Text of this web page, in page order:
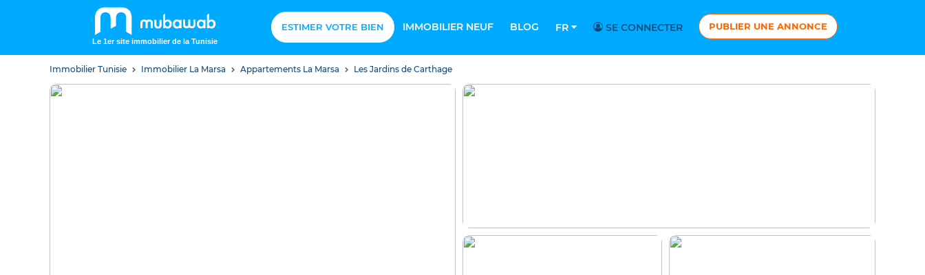
Le 1er site immobilier de la Tunisie
ESTIMER VOTRE BIEN IMMOBILIER NEUF BLOG FR SE CONNECTER PUBLIER UNE ANNONCE
Immobilier Tunisie Immobilier La Marsa Appartements La Marsa Les Jardins de Carthage